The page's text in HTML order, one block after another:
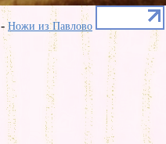
-Ножи из Павлово